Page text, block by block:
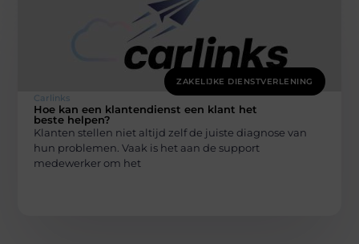
ZAKELIJKE DIENSTVERLENING
Carlinks
Hoe kan een klantendienst een klant het
beste helpen?
Klanten stellen niet altijd zelf de juiste diagnose van
hun problemen. Vaak is het aan de support
medewerker om het